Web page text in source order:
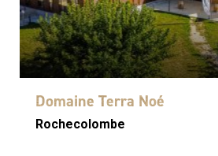
Domaine Terra Noé
Rochecolombe